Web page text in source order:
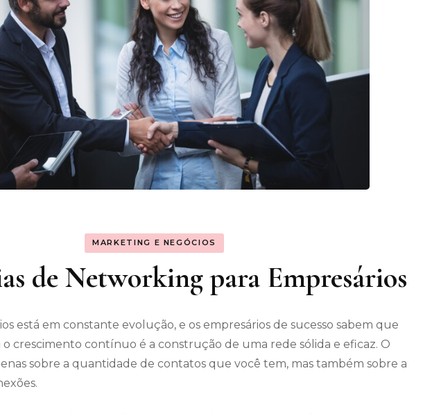
MARKETING E NEGÓCIOS
de Networking para Empresários
está em constante evolução, e os empresários de sucesso sabem que
o crescimento contínuo é a construção de uma rede sólida e eficaz. O
sobre a quantidade de contatos que você tem, mas também sobre a